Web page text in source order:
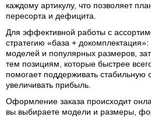
каждому артикулу, что позволяет
пересорта и дефицита.
Для эффективной работы с
стратегию «база +
моделей и популярных размеров,
тем позициям, которые быстрее
помогает поддерживать стабильную
увеличивать прибыль.
Оформление заказа происходит
вы выбираете модели и размеры,